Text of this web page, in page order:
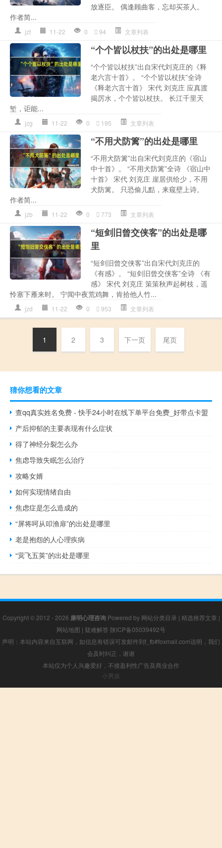
放逐臣。 偶逢顾曲客，忘却买茶人。
作者简...
jzt 11-22 0 94 文章列表
“个个皆以杖扶”的出处是哪里
“个个皆以杖扶”出自宋代刘克庄的《释
老六言十首》。 “个个皆以杖扶”全诗
《释老六言十首》 宋代 刘克庄 应真渡
揭厉水，个个皆以杖扶。 长江千里天
堑，讵能...
jzg 11-22 0 195 文章列表
“不用犬防篱”的出处是哪里
“不用犬防篱”出自宋代刘克庄的《宿山
中十首》。 “不用犬防篱”全诗 《宿山中
十首》 宋代 刘克庄 崖居供给少，不用
犬防篱。 只恐偷儿黠，来窥壁上诗。
作者简...
jzb 11-22 0 773 文章列表
“短剑旧曾交侠客”的出处是哪
里
“短剑旧曾交侠客”出自宋代刘克庄的
《有感》。 “短剑旧曾交侠客”全诗 《有
感》 宋代 刘克庄 策策秋声起树枝，遥
怜塞下雁来时。 宁闻中夜荒鸡舞，肯拾他人竹...
jzd 11-22 0 953 文章列表
1 2 3 下一页 尾页
猜你想看的文章
查qq真实姓名免费 - 快手24小时在线下单平台免费_好带点卡盟
产后抑郁的主要表现有什么症状
得了神经分裂怎么办
焦虑导致失眠怎么治疗
攻略女婿
如何实现情绪自由
焦虑症是怎么造成的
“屏将呵从叩渔扉”的出处是哪里
老是抱怨的人心理疾病
“蓂飞五荚”的出处是哪里
Copyright © 2012 - 2026 康明心理咨询Powered by 网站分类目录 | 精选推荐文章 |
网站地图 | 疑难解答 陕ICP备05039492号
声明：本站内容来自互联网，如信息有错误可发邮件到f_fb#foxmail.com说明，我们
会及时纠正，谢谢
本站仅为个人兴趣爱好，不接盈利性广告及商业合作
小男孩